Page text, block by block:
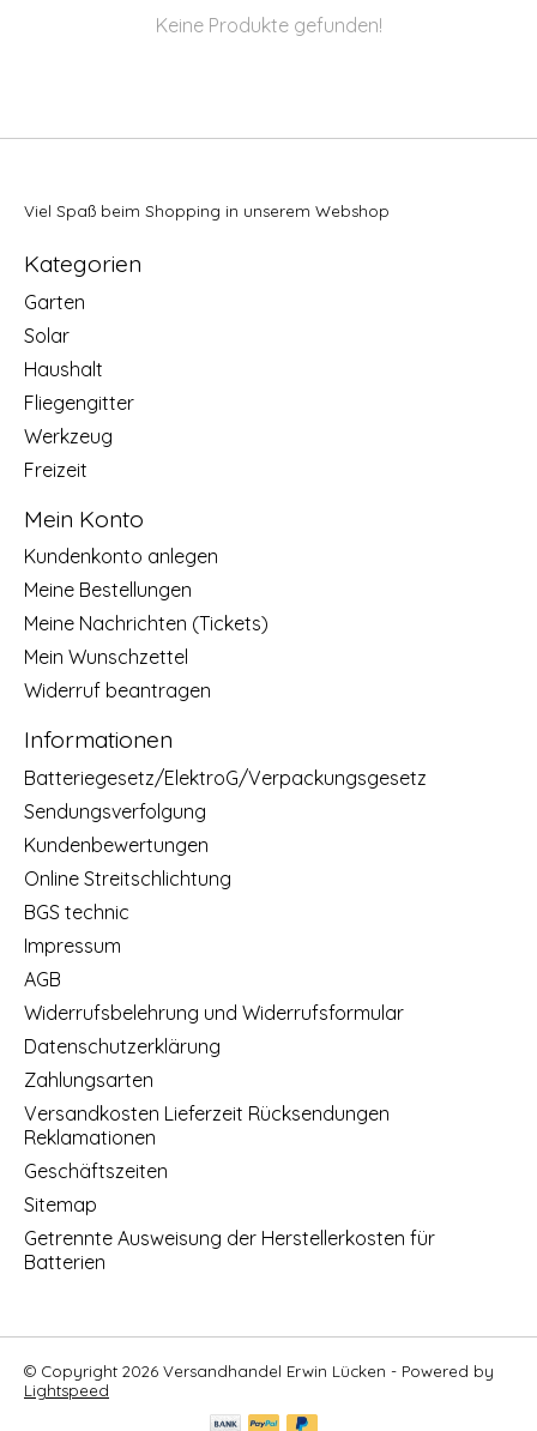
Keine Produkte gefunden!
Viel Spaß beim Shopping in unserem Webshop
Kategorien
Garten
Solar
Haushalt
Fliegengitter
Werkzeug
Freizeit
Mein Konto
Kundenkonto anlegen
Meine Bestellungen
Meine Nachrichten (Tickets)
Mein Wunschzettel
Widerruf beantragen
Informationen
Batteriegesetz/ElektroG/Verpackungsgesetz
Sendungsverfolgung
Kundenbewertungen
Online Streitschlichtung
BGS technic
Impressum
AGB
Widerrufsbelehrung und Widerrufsformular
Datenschutzerklärung
Zahlungsarten
Versandkosten Lieferzeit Rücksendungen
Reklamationen
Geschäftszeiten
Sitemap
Getrennte Ausweisung der Herstellerkosten für
Batterien
© Copyright 2026 Versandhandel Erwin Lücken - Powered by
Lightspeed